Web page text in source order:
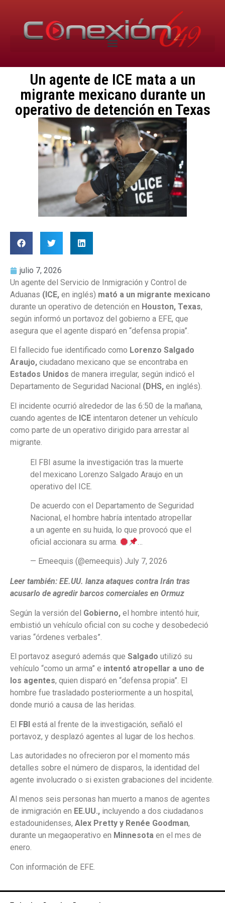
Un agente de ICE mata a un
migrante mexicano durante un
operativo de detención en Texas
julio 7, 2026
Un agente del Servicio de Inmigración y Control de
Aduanas (ICE, en inglés) mató a un migrante mexicano
durante un operativo de detención en Houston, Texas,
según informó un portavoz del gobierno a EFE, que
asegura que el agente disparó en “defensa propia”.
El fallecido fue identificado como Lorenzo Salgado
Araujo, ciudadano mexicano que se encontraba en
Estados Unidos de manera irregular, según indicó el
Departamento de Seguridad Nacional (DHS, en inglés).
El incidente ocurrió alrededor de las 6:50 de la mañana,
cuando agentes de ICE intentaron detener un vehículo
como parte de un operativo dirigido para arrestar al
migrante.
El FBI asume la investigación tras la muerte
del mexicano Lorenzo Salgado Araujo en un
operativo del ICE.
De acuerdo con el Departamento de Seguridad
Nacional, el hombre habría intentado atropellar
a un agente en su huida, lo que provocó que el
oficial accionara su arma.
…
— Emeequis (@emeequis) July 7, 2026
Leer también: EE.UU. lanza ataques contra Irán tras
acusarlo de agredir barcos comerciales en Ormuz
Según la versión del Gobierno, el hombre intentó huir,
embistió un vehículo oficial con su coche y desobedeció
varias “órdenes verbales”.
El portavoz aseguró además que Salgado utilizó su
vehículo “como un arma” e intentó atropellar a uno de
los agentes, quien disparó en “defensa propia”. El
hombre fue trasladado posteriormente a un hospital,
donde murió a causa de las heridas.
El FBI está al frente de la investigación, señaló el
portavoz, y desplazó agentes al lugar de los hechos.
Las autoridades no ofrecieron por el momento más
detalles sobre el número de disparos, la identidad del
agente involucrado o si existen grabaciones del incidente.
Al menos seis personas han muerto a manos de agentes
de inmigración en EE.UU., incluyendo a dos ciudadanos
estadounidenses, Alex Pretty y Renée Goodman,
durante un megaoperativo en Minnesota en el mes de
enero.
Con información de EFE.